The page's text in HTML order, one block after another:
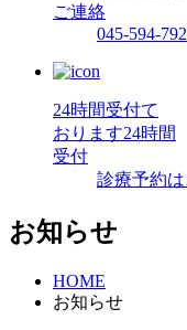
ご連絡
045-594-
24時間受付て
おります24時間
受付
診療予約
お知らせ
HOME
お知らせ